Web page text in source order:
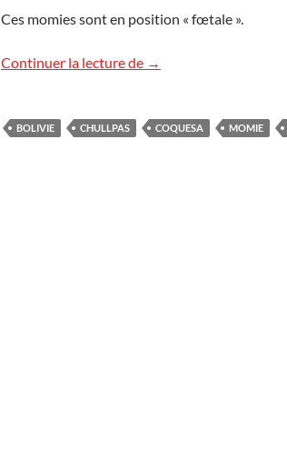
Ces momies sont en position « fœtale ».
Continuer la lecture de Les momies de Coquesa
→
BOLIVIE CHULLPAS COQUESA MOMIE